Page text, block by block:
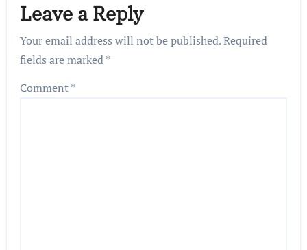
Leave a Reply
Your email address will not be published.Required
fields are marked*
Comment*